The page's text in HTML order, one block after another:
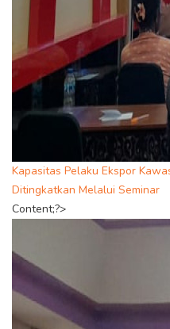
Kapasitas Pelaku Ekspor
Ditingkatkan Melalui Seminar
Content;?>